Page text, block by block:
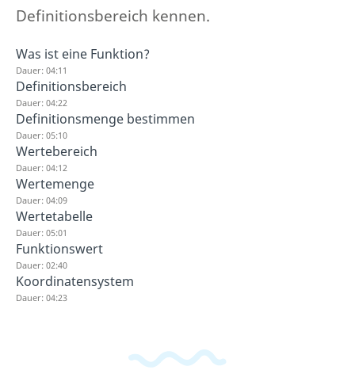
Definitionsbereich kennen.
Was ist eine Funktion?
Dauer: 04:11
Definitionsbereich
Dauer: 04:22
Definitionsmenge bestimmen
Dauer: 05:10
Wertebereich
Dauer: 04:12
Wertemenge
Dauer: 04:09
Wertetabelle
Dauer: 05:01
Funktionswert
Dauer: 02:40
Koordinatensystem
Dauer: 04:23